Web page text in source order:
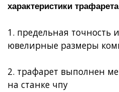
характеристики
1. предельная точность
ювелирные размеры
2. трафарет выполнен
на станке чпу